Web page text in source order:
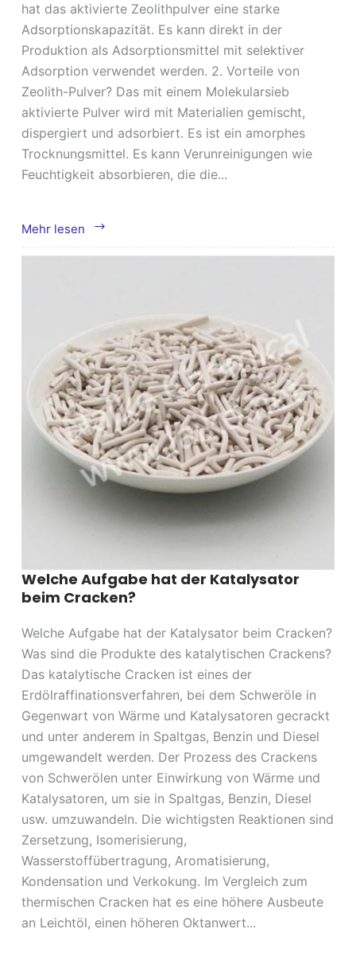
hat das aktivierte Zeolithpulver eine starke
Adsorptionskapazität. Es kann direkt in der
Produktion als Adsorptionsmittel mit selektiver
Adsorption verwendet werden. 2. Vorteile von
Zeolith-Pulver? Das mit einem Molekularsieb
aktivierte Pulver wird mit Materialien gemischt,
dispergiert und adsorbiert. Es ist ein amorphes
Trocknungsmittel. Es kann Verunreinigungen wie
Feuchtigkeit absorbieren, die die...
Mehr lesen
Wofür
wird
Welche Aufgabe hat der Katalysator
beim Cracken?
Welche Aufgabe hat der Katalysator beim Cracken?
Was sind die Produkte des katalytischen Crackens?
Das katalytische Cracken ist eines der
Erdölraffinationsverfahren, bei dem Schweröle in
Gegenwart von Wärme und Katalysatoren gecrackt
und unter anderem in Spaltgas, Benzin und Diesel
umgewandelt werden. Der Prozess des Crackens
von Schwerölen unter Einwirkung von Wärme und
Katalysatoren, um sie in Spaltgas, Benzin, Diesel
usw. umzuwandeln. Die wichtigsten Reaktionen sind
Zersetzung, Isomerisierung,
Wasserstoffübertragung, Aromatisierung,
Kondensation und Verkokung. Im Vergleich zum
thermischen Cracken hat es eine höhere Ausbeute
an Leichtöl, einen höheren Oktanwert...